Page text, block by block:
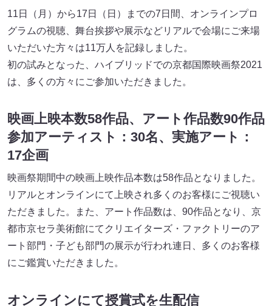
11日（月）から17日（日）までの7日間、オンラインプロ
グラムの視聴、舞台挨拶や展示などリアルで会場にご来場
いただいた方々は11万人を記録しました。
初の試みとなった、ハイブリッドでの京都国際映画祭2021
は、多くの方々にご参加いただきました。
映画上映本数58作品、アート作品数90作品
参加アーティスト：30名、実施アート：
17企画
映画祭期間中の映画上映作品本数は58作品となりました。
リアルとオンラインにて上映され多くのお客様にご視聴い
ただきました。また、アート作品数は、90作品となり、京
都市京セラ美術館にてクリエイターズ・ファクトリーのア
ート部門・子ども部門の展示が行われ連日、多くのお客様
にご鑑賞いただきました。
オンラインにて授賞式を生配信